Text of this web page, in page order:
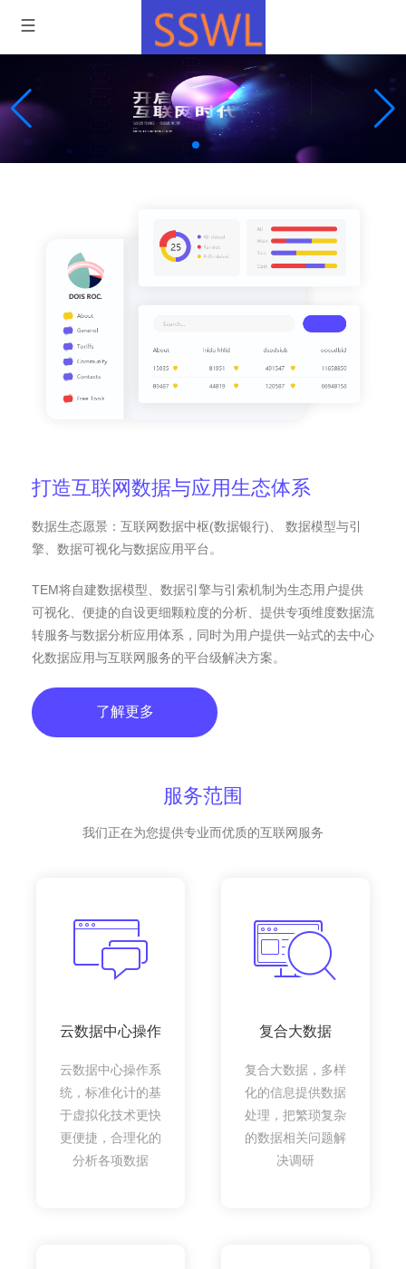
打造互联网数据与应用生态体系
数据生态愿景：互联网数据中枢(数据银行)、 数据模型与引
擎、数据可视化与数据应用平台。
TEM将自建数据模型、数据引擎与引索机制为生态用户提供
可视化、便捷的自设更细颗粒度的分析、提供专项维度数据流
转服务与数据分析应用体系，同时为用户提供一站式的去中心
化数据应用与互联网服务的平台级解决方案。
了解更多
服务范围
我们正在为您提供专业而优质的互联网服务
云数据中心操作
云数据中心操作系
统，标准化计的基
于虚拟化技术更快
更便捷，合理化的
分析各项数据
复合大数据
复合大数据，多样
化的信息提供数据
处理，把繁琐复杂
的数据相关问题解
决调研